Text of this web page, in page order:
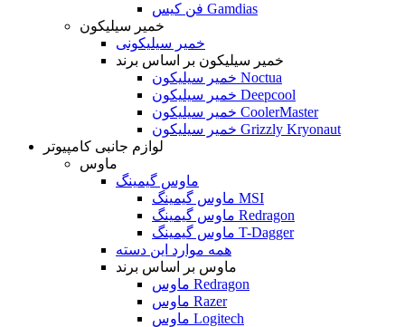
فن کیس Gamdias
خمیر سیلیکون
خمیر سیلیکونی
خمیر سیلیکون بر اساس برند
خمیر سیلیکون Noctua
خمیر سیلیکون Deepcool
خمیر سیلیکون CoolerMaster
خمیر سیلیکون Grizzly Kryonaut
لوازم جانبی کامپیوتر
ماوس
ماوس گیمینگ
ماوس گیمینگ MSI
ماوس گیمینگ Redragon
ماوس گیمینگ T-Dagger
همه موارد این دسته
ماوس بر اساس برند
ماوس Redragon
ماوس Razer
ماوس Logitech